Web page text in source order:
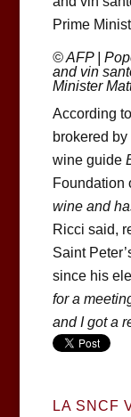
© AFP |
and vin
Minister
According
brokered
wine guide
Foundation
wine and
Ricci said,
Saint
since his
for a
and I got a
LA SNCF